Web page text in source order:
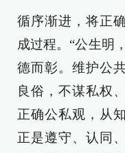
循序渐进，将正
成过程。“公生明
德而彰。维护公
良俗，不谋私权
正确公私观，从
正是遵守、认同